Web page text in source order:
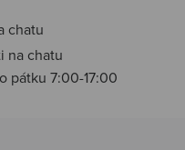
chatu
na chatu
pátku 7:00-17:00